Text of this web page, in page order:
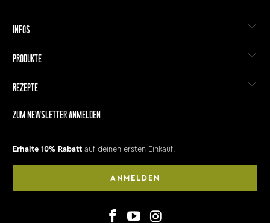
INFOS
PRODUKTE
REZEPTE
ZUM NEWSLETTER ANMELDEN
Erhalte 10% Rabatt auf deinen ersten Einkauf.
ANMELDEN